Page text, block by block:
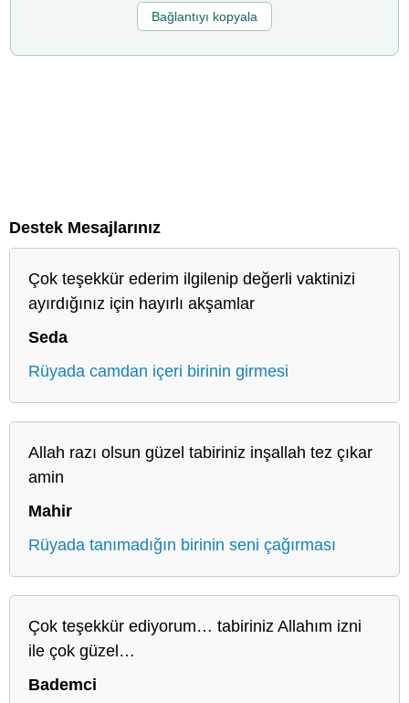
Bağlantıyı kopyala
Destek Mesajlarınız
Çok teşekkür ederim ilgilenip değerli vaktinizi
ayırdığınız için hayırlı akşamlar
Seda
Rüyada camdan içeri birinin girmesi
Allah razı olsun güzel tabiriniz inşallah tez çıkar
amin
Mahir
Rüyada tanımadığın birinin seni çağırması
Çok teşekkür ediyorum… tabiriniz Allahım izni
ile çok güzel…
Bademci